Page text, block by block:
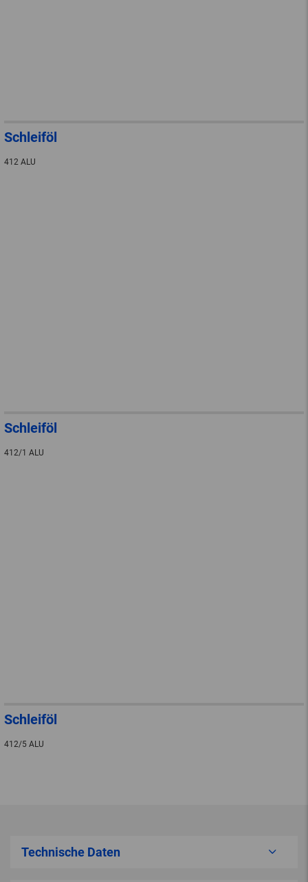
Schleiföl
412 ALU
Schleiföl
412/1 ALU
Schleiföl
412/5 ALU
Technische Daten